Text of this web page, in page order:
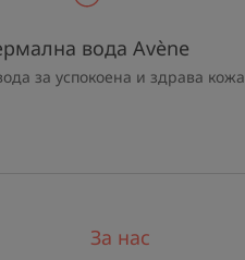
вода Avène
за успокоена и здрава кожа
За нас